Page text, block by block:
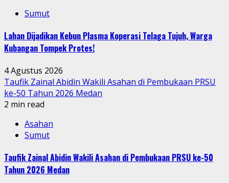
Sumut
Lahan Dijadikan Kebun Plasma Koperasi Telaga Tujuh, Warga
Kubangan Tompek Protes!
4 Agustus 2026
Taufik Zainal Abidin Wakili Asahan di Pembukaan PRSU
ke-50 Tahun 2026 Medan
2 min read
Asahan
Sumut
Taufik Zainal Abidin Wakili Asahan di Pembukaan PRSU ke-50
Tahun 2026 Medan